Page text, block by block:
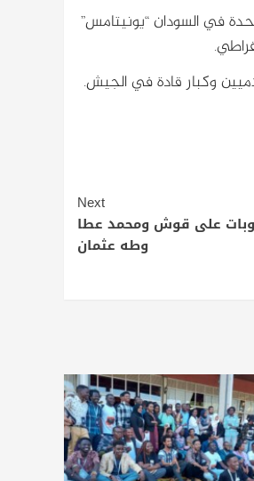
بتشكيل بعثة للأمم المتحدة في السودان “يونيتامس”
Next
على قوش ومحمد عطا
وطه عثمان